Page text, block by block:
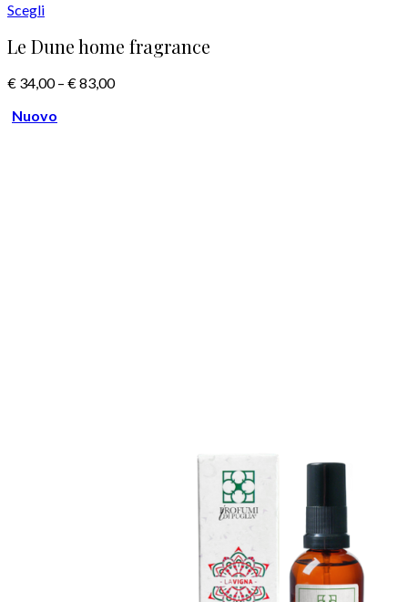
Scegli
Le Dune home fragrance
€ 34,00– €83,00
Nuovo